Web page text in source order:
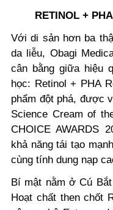
RETINOL +
Với di sản hơn ba
da liễu, Obagi
cân bằng giữa hiệu
học: Retinol + PHA
phẩm đột phá, được
Science Cream of
CHOICE AWARDS
khả năng tái tạo
cùng tính dung nạp
Bí mật nằm ở Cú
Hoạt chất then chốt